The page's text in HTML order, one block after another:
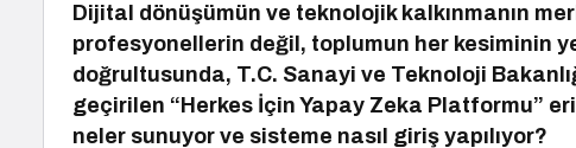
Dijital dönüşümün ve teknolojik kalkınmanın
profesyonellerin değil, toplumun her kesiminin
doğrultusunda, T.C. Sanayi ve Teknoloji
geçirilen “Herkes İçin Yapay Zeka Platformu”
neler sunuyor ve sisteme nasıl giriş yapılıyor?